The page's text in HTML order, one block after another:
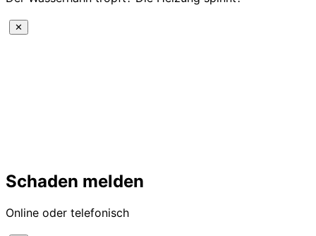
✕
Schaden melden
Online oder telefonisch